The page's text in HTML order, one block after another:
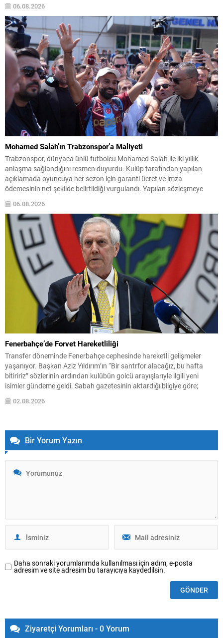
verdi. Futboldan sorumlu yönetici Cihan Kamer,...
06.08.2026
Mohamed Salah’ın Trabzonspor’a Maliyeti
Trabzonspor, dünyaca ünlü futbolcu Mohamed Salah ile iki yıllık
anlaşma sağlandığını resmen duyurdu. Kulüp tarafından yapılan
açıklamada oyuncuya her sezon için garanti ücret ve imza
ödemesinin net şekilde belirtildiği vurgulandı. Yapılan sözleşmeye
7.000.000 EUR imza ücreti olmak üzere...
06.08.2026
Fenerbahçe’de Forvet Hareketliliği
Transfer döneminde Fenerbahçe cephesinde hareketli gelişmeler
yaşanıyor. Başkan Aziz Yıldırım’ın “Bir santrfor alacağız, bu hafta
bitiririz” sözlerinin ardından kulübün golcü arayışlarıyle ilgili yeni
isimler gündeme geldi. Sabah gazetesinin aktardığı bilgiye göre;
Başkan Yıldırım’ın işaret ettiği isimlerden biri Serhou Guirassy. Gineli
forvet için Borussia Dortmund ile görüşmelerin sürdüğü, bonservis
02.08.2026
Bir Yorum Yazın
Daha sonraki yorumlarımda kullanılması için adım, e-posta
adresim ve site adresim bu tarayıcıya kaydedilsin.
Ziyaretçi Yorumları - 0 Yorum